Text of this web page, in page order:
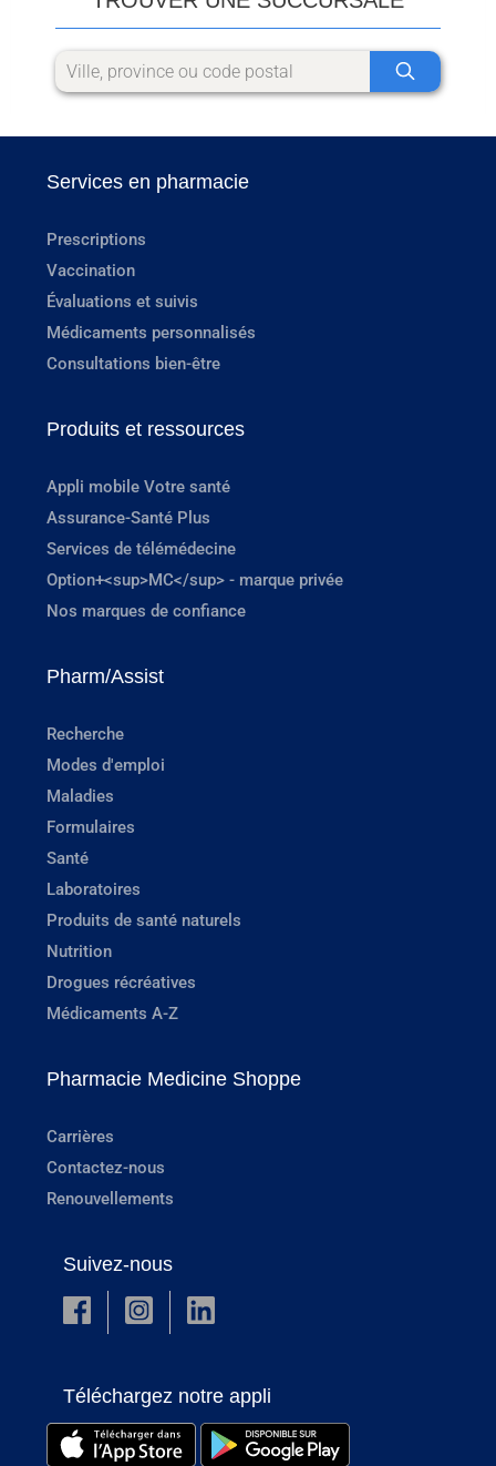
Services en pharmacie
Prescriptions
Vaccination
Évaluations et suivis
Médicaments personnalisés
Consultations bien-être
Produits et ressources
Appli mobile Votre santé
Assurance-Santé Plus
Services de télémédecine
Option+<sup>MC</sup> - marque privée
Nos marques de confiance
Pharm/Assist
Recherche
Modes d'emploi
Maladies
Formulaires
Santé
Laboratoires
Produits de santé naturels
Nutrition
Drogues récréatives
Médicaments A-Z
Pharmacie Medicine Shoppe
Carrières
Contactez-nous
Renouvellements
Suivez-nous
Téléchargez notre appli